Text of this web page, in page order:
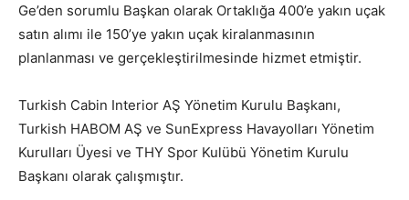
Ge’den sorumlu Başkan olarak Ortaklığa 400’e yakın uçak
satın alımı ile 150’ye yakın uçak kiralanmasının
planlanması ve gerçekleştirilmesinde hizmet etmiştir.
Turkish Cabin Interior AŞ Yönetim Kurulu Başkanı,
Turkish HABOM AŞ ve SunExpress Havayolları Yönetim
Kurulları Üyesi ve THY Spor Kulübü Yönetim Kurulu
Başkanı olarak çalışmıştır.